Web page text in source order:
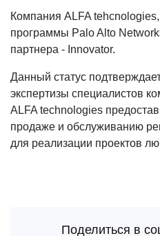
Компания ALFA
программы Palo Alto
партнера - Innovator.
Данный статус
экспертизы специалистов
ALFA technologies
продаже и обслуживанию
для реализации проектов
Поделиться в